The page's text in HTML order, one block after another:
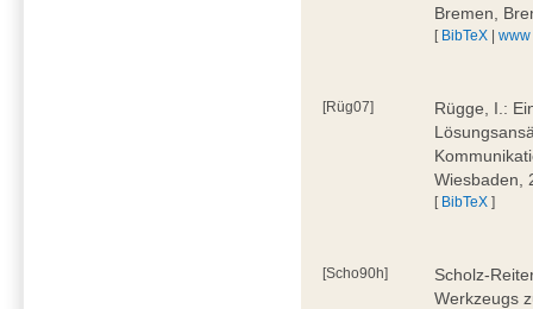
Bremen,
[ BibTeX |www
[Rüg07]
Rügge, I.:
Wiesbaden,
[ BibTeX ]
[Scho90h]
Scholz-
Werkzeugs